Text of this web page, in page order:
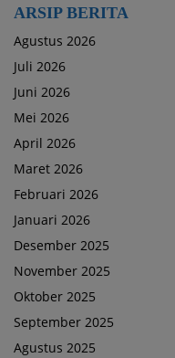
ARSIP BERITA
Agustus 2026
Juli 2026
Juni 2026
Mei 2026
April 2026
Maret 2026
Februari 2026
Januari 2026
Desember 2025
November 2025
Oktober 2025
September 2025
Agustus 2025